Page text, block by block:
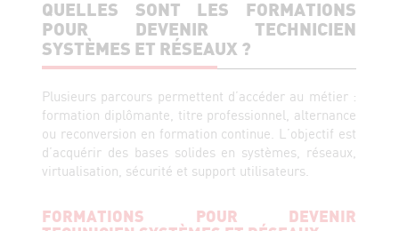
QUELLES SONT LES FORMATIONS
POUR DEVENIR TECHNICIEN
SYSTÈMES ET RÉSEAUX ?
Plusieurs parcours permettent d’accéder au métier :
formation diplômante, titre professionnel, alternance
ou reconversion en formation continue. L’objectif est
d’acquérir des bases solides en systèmes, réseaux,
virtualisation, sécurité et support utilisateurs.
FORMATIONS POUR DEVENIR